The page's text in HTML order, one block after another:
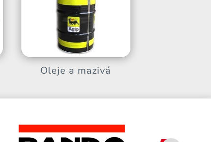
Oleje a mazivá